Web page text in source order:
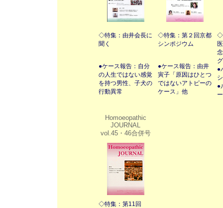
◇特集：由井会長に
聞く
●ケース報告：自分
の人生ではない感覚
を持つ男性、子犬の
行動異常
◇特集：第２回京都
シンポジウム
●ケース報告：由井
寅子「原因はひとつ
ではないアトピーの
ケース」他
◇
●
●
Homoeopathic
JOURNAL
vol.45・46合併号
◇特集：第11回